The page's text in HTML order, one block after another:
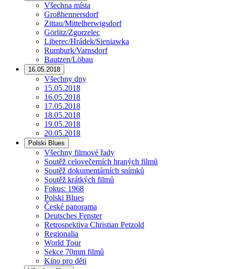
Všechna místa
Großhennersdorf
Zittau/Mittelherwigsdorf
Görlitz/Zgorzelec
Liberec/Hrádek/Sieniawka
Rumburk/Varnsdorf
Bautzen/Löbau
16.05.2018
Všechny dny
15.05.2018
16.05.2018
17.05.2018
18.05.2018
19.05.2018
20.05.2018
Polski Blues
Všechny filmové řady
Soutěž celovečerních hraných filmů
Soutěž dokumentárních snímků
Soutěž krátkých filmů
Fokus: 1968
Polski Blues
České panorama
Deutsches Fenster
Retrospektiva Christian Petzold
Regionalia
World Tour
Sekce 70mm filmů
Kino pro děti